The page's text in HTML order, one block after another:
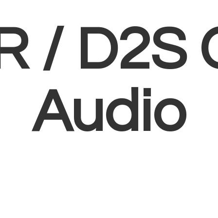
/ D2S
Audio